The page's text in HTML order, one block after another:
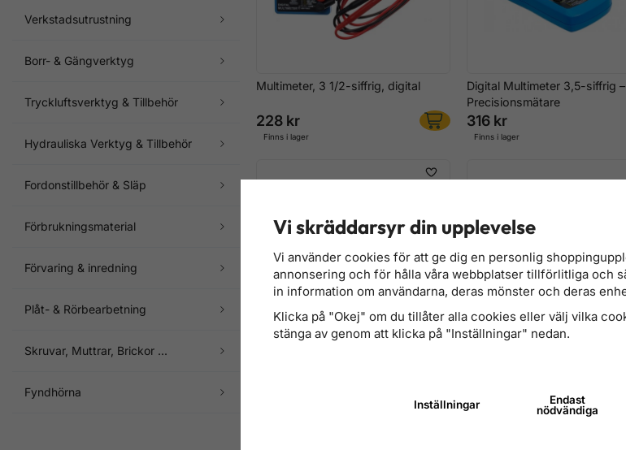
Verkstadsutrustning
Borr- & Gängverktyg
Tryckluftsverktyg & Tillbehör
Hydrauliska Verktyg & Tillbehör
Fordonstillbehör & Släp
Förbrukningsmaterial
Förvaring & inredning
Plåt- & Rörbearbetning
Skruvar, Muttrar, Brickor ...
Fyndhörna
Multimeter, 3 1/2-siffrig, digital
228 kr
Finns i lager
Digital Multimeter 3,5-siffrig –
Precisionsmätare
316 kr
Finns i lager
340 kr
Vi skräddarsyr din upplevelse
Vi använder cookies för att ge dig en personlig
annonsering och för hålla våra webbplatser tillförlitliga och
in information om användarna, deras mönster och deras
Klicka på "Okej" om du tillåter alla cookies eller välj vilka
stänga av genom att klicka på "Inställningar" nedan.
Inställningar
Endast
nödvändiga